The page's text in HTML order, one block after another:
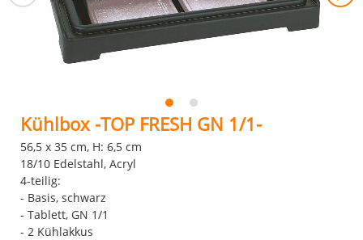
Kühlbox -TOP FRESH GN 1/1-
56,5 x 35 cm, H: 6,5 cm
18/10 Edelstahl, Acryl
4-teilig:
- Basis, schwarz
- Tablett, GN 1/1
- 2 Kühlakkus